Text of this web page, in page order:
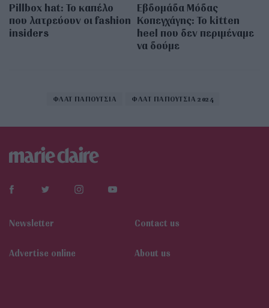
Pillbox hat: Το καπέλο
που λατρεύουν οι fashion
insiders
Εβδομάδα Μόδας
Κοπεγχάγης: Το kitten
heel που δεν περιμέναμε
να δούμε
ΦΛΑΤ ΠΑΠΟΥΤΣΙΑ ΦΛΑΤ ΠΑΠΟΥΤΣΙΑ 2024
Newsletter Contact us
Αdvertise online About us